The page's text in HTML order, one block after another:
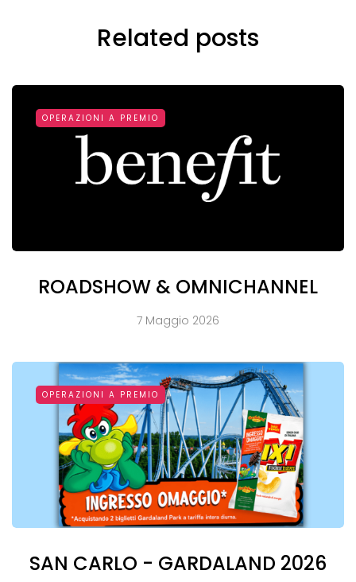
Related posts
OPERAZIONI A PREMIO
ROADSHOW & OMNICHANNEL
7 Maggio 2026
OPERAZIONI A PREMIO
SAN CARLO - GARDALAND 2026